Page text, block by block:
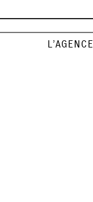
L’AGENCE